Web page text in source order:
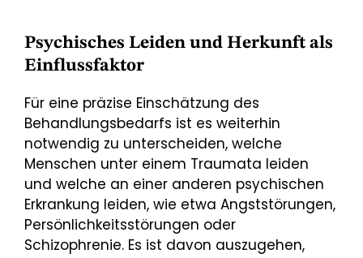
Psychisches Leiden und Herkunft als
Einflussfaktor
Für eine präzise Einschätzung des
Behandlungsbedarfs ist es weiterhin
notwendig zu unterscheiden, welche
Menschen unter einem Traumata leiden
und welche an einer anderen psychischen
Erkrankung leiden, wie etwa Angststörungen,
Persönlichkeitsstörungen oder
Schizophrenie. Es ist davon auszugehen,